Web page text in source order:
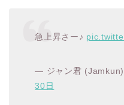
急上昇さー♪
— ジャン君
30日